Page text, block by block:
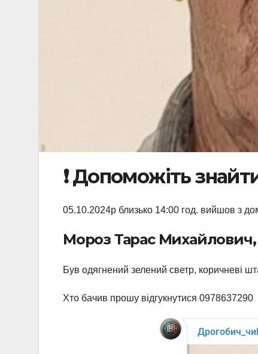
❗️ Допоможіть знайти
05.10.2024р близько 14:00 год. вийшов з
Мороз Тарас Михайлович,
Був одягнений зелений светр, коричневі
Хто бачив прошу відгукнутися 0978637290